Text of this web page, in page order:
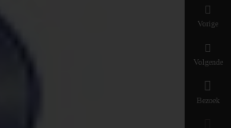
Vorige
Volgende

Bezoek